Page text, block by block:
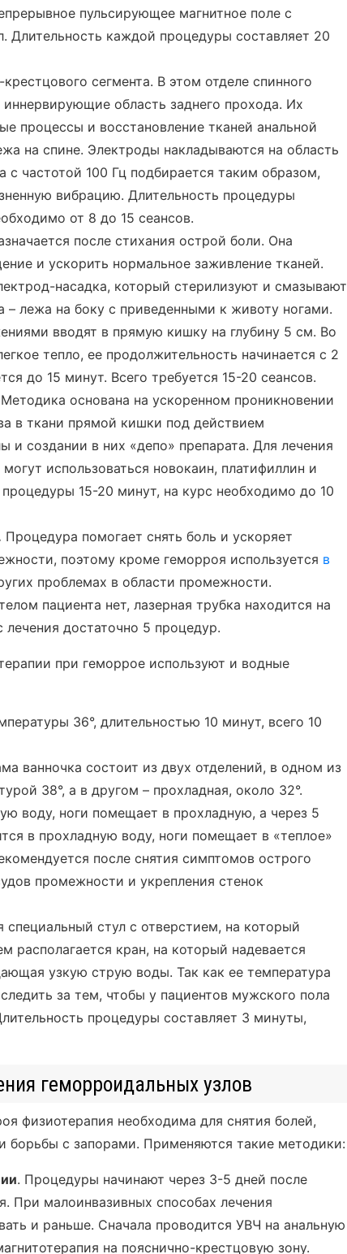
пульсирующее магнитное поле с
Длительность каждой процедуры составляет 20
сегмента. В этом отделе спинного
область заднего прохода. Их
процессы и восстановление тканей анальной
на спине. Электроды накладываются на область
с частотой 100 Гц подбирается таким образом,
вибрацию. Длительность процедуры
от 8 до 15 сеансов.
после стихания острой боли. Она
и ускорить нормальное заживление тканей.
насадка, который стерилизуют и смазывают
– лежа на боку с приведенными к животу ногами.
вводят в прямую кишку на глубину 5 см. Во
тепло, ее продолжительность начинается с 2
до 15 минут. Всего требуется 15-20 сеансов.
Методика основана на ускоренном проникновении
в ткани прямой кишки под действием
и создании в них «депо» препарата. Для лечения
использоваться новокаин, платифиллин и
15-20 минут, на курс необходимо до 10
Процедура помогает снять боль и ускоряет
поэтому кроме геморроя используется в
проблемах в области промежности.
пациента нет, лазерная трубка находится на
достаточно 5 процедур.
при геморрое используют и водные
36°, длительностью 10 минут, всего 10
ванночка состоит из двух отделений, в одном из
38°, а в другом – прохладная, около 32°.
воду, ноги помещает в прохладную, а через 5
в прохладную воду, ноги помещает в «теплое»
после снятия симптомов острого
промежности и укрепления стенок
специальный стул с отверстием, на который
располагается кран, на который надевается
узкую струю воды. Так как ее температура
за тем, чтобы у пациентов мужского пола
процедуры составляет 3 минуты,
геморроидальных узлов
физиотерапия необходима для снятия болей,
борьбы с запорами. Применяются такие методики:
. Процедуры начинают через 3-5 дней после
При малоинвазивных способах лечения
и раньше. Сначала проводится УВЧ на анальную
на пояснично-крестцовую зону.